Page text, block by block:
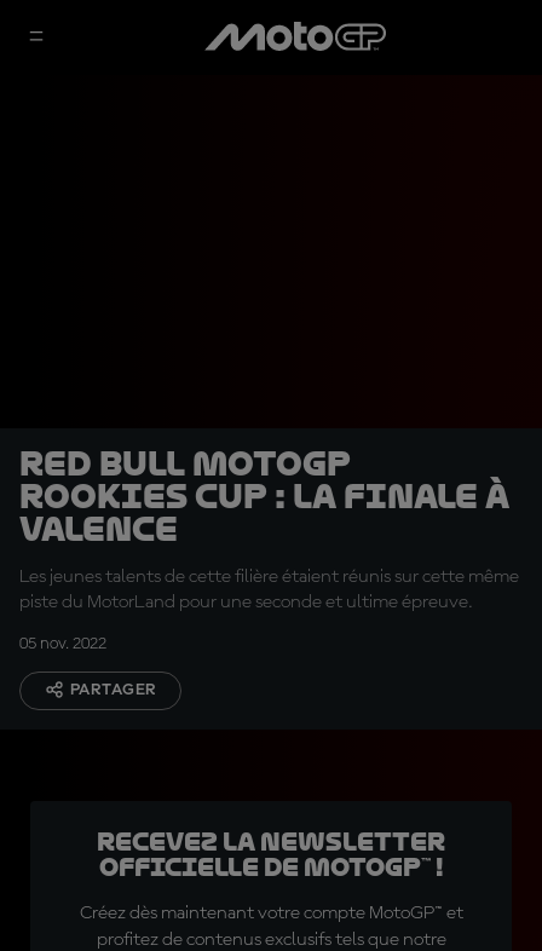
Red Bull MotoGP
Rookies Cup : La finale à
Valence
Les jeunes talents de cette filière étaient réunis sur cette même
piste du MotorLand pour une seconde et ultime épreuve.
05 nov. 2022
PARTAGER
Recevez la Newsletter
officielle de MotoGP™ !
Créez dès maintenant votre compte MotoGP™ et
profitez de contenus exclusifs tels que notre